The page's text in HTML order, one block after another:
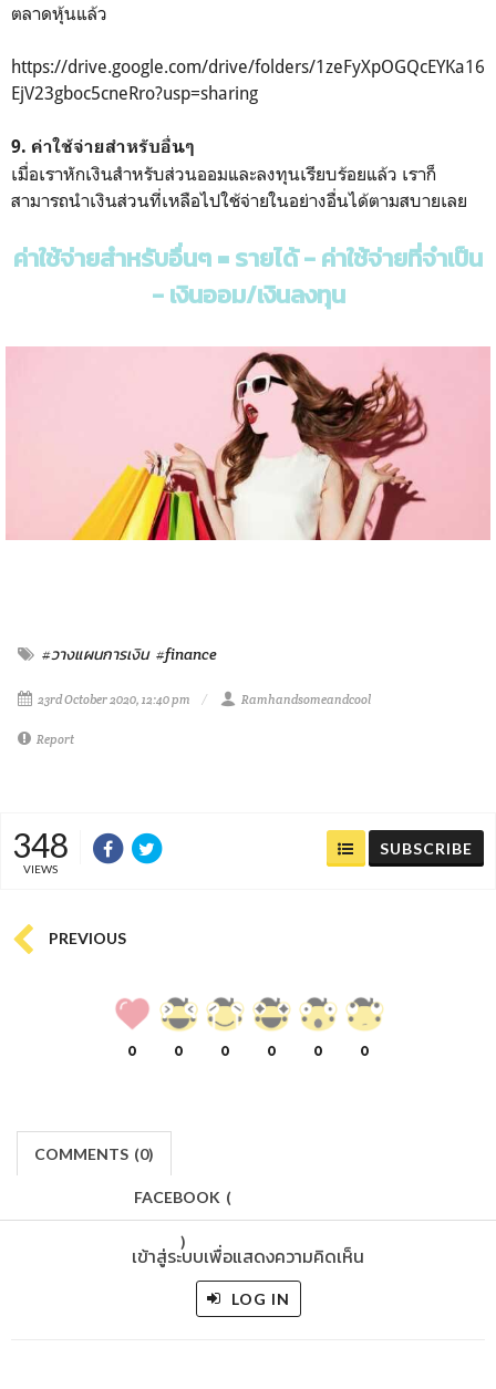
ตลาดหุ้นแล้ว
https://drive.google.com/drive/folders/1zeFyXpOGQcEYKa16
EjV23gboc5cneRro?usp=sharing
9. ค่าใช้จ่ายสำหรับอื่นๆ
เมื่อเราหักเงินสำหรับส่วนออมและลงทุนเรียบร้อยแล้ว เราก็
สามารถนำเงินส่วนที่เหลือไปใช้จ่ายในอย่างอื่นได้ตามสบายเลย
ค่าใช้จ่ายสำหรับอื่นๆ = รายได้ - ค่าใช้จ่ายที่จำเป็น
- เงินออม/เงินลงทุน
#วางแผนการเงิน #finance
23rd October 2020, 12:40 pm Ramhandsomeandcool
Report
348
VIEWS
SUBSCRIBE
PREVIOUS
0 0 0 0 0 0
COMMENTS (0)
FACEBOOK (
)
เข้าสู่ระบบเพื่อแสดงความคิดเห็น
LOG IN